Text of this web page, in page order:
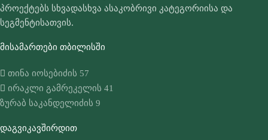
პროექტებს სხვადასხვა ასაკობრივი კატეგორიისა და
სეგმენტისათვის.
ᲛᲘᲡᲐᲛᲐᲠᲗᲔᲑᲘ ᲗᲑᲘᲚᲘᲡᲨᲘ
თინა იოსებიძის 57
ირაკლი გამრეკელის 41
ზურაბ საკანდელიძის 9
ᲓᲐᲒᲕᲘᲙᲐᲕᲨᲘᲠᲓᲘᲗ